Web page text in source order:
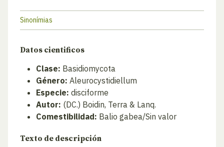
Sinonímias
Datos cientificos
Clase: Basidiomycota
Género: Aleurocystidiellum
Especie: disciforme
Autor: (DC.) Boidin, Terra & Lanq.
Comestibilidad: Balio gabea/Sin valor
Texto de descripción